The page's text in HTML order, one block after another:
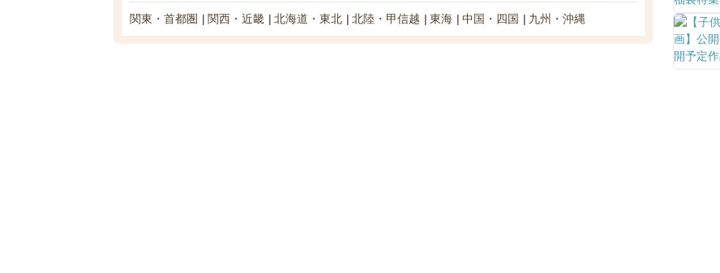
関東・首都圏
関西・近畿 北海道・東北 北陸・甲信越 東海 中国・四国 九州・沖縄